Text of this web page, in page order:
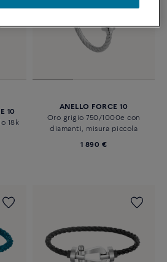
10
18k
ANELLO FORCE 10
Oro grigio 750/1000e con
diamanti, misura piccola
1 890 €